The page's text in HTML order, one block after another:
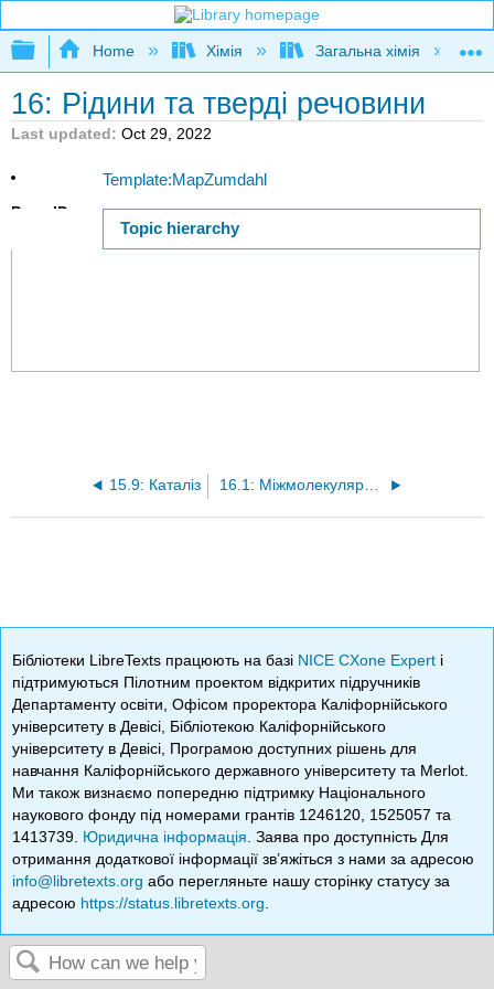
Expand/collapse global hierarchy
Home Хімія Загальна хімія
16: Рідини та тверді речовини
Last updated Oct 29, 2022
Page ID
Template:MapZumdahl
Topic hierarchy
15.9: Каталіз 16.1: Міжмолекулярні сили
Бібліотеки LibreTexts працюють на базі NICE CXone Expert і
підтримуються Пілотним проектом відкритих підручників
Департаменту освіти, Офісом проректора Каліфорнійського
університету в Девісі, Бібліотекою Каліфорнійського
університету в Девісі, Програмою доступних рішень для
навчання Каліфорнійського державного університету та Merlot.
Ми також визнаємо попередню підтримку Національного
наукового фонду під номерами грантів 1246120, 1525057 та
1413739. Юридична інформація . Заява про доступність Для
отримання додаткової інформації зв’яжіться з нами за адресою
info@libretexts.org або перегляньте нашу сторінку статусу за
адресою https://status.libretexts.org